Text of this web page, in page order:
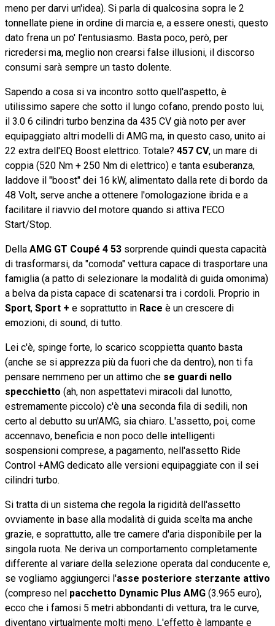
meno per darvi un'idea). Si parla di qualcosina sopra le 2
tonnellate piene in ordine di marcia e, a essere onesti, questo
dato frena un po' l'entusiasmo. Basta poco, però, per
ricredersi ma, meglio non crearsi false illusioni, il discorso
consumi sarà sempre un tasto dolente.
Sapendo a cosa si va incontro sotto quell'aspetto, è
utilissimo sapere che sotto il lungo cofano, prendo posto lui,
il 3.0 6 cilindri turbo benzina da 435 CV già noto per aver
equipaggiato altri modelli di AMG ma, in questo caso, unito ai
22 extra dell'EQ Boost elettrico. Totale? 457 CV, un mare di
coppia (520 Nm + 250 Nm di elettrico) e tanta esuberanza,
laddove il "boost" dei 16 kW, alimentato dalla rete di bordo da
48 Volt, serve anche a ottenere l'omologazione ibrida e a
facilitare il riavvio del motore quando si attiva l'ECO
Start/Stop.
Della AMG GT Coupé 4 53 sorprende quindi questa capacità
di trasformarsi, da "comoda" vettura capace di trasportare una
famiglia (a patto di selezionare la modalità di guida omonima)
a belva da pista capace di scatenarsi tra i cordoli. Proprio in
Sport, Sport + e soprattutto in Race è un crescere di
emozioni, di sound, di tutto.
Lei c'è, spinge forte, lo scarico scoppietta quanto basta
(anche se si apprezza più da fuori che da dentro), non ti fa
pensare nemmeno per un attimo che se guardi nello
specchietto (ah, non aspettatevi miracoli dal lunotto,
estremamente piccolo) c'è una seconda fila di sedili, non
certo al debutto su un'AMG, sia chiaro. L'assetto, poi, come
accennavo, beneficia e non poco delle intelligenti
sospensioni comprese, a pagamento, nell'assetto Ride
Control +AMG dedicato alle versioni equipaggiate con il sei
cilindri turbo.
Si tratta di un sistema che regola la rigidità dell'assetto
ovviamente in base alla modalità di guida scelta ma anche
grazie, e soprattutto, alle tre camere d'aria disponibile per la
singola ruota. Ne deriva un comportamento completamente
differente al variare della selezione operata dal conducente e,
se vogliamo aggiungerci l'asse posteriore sterzante attivo
(compreso nel pacchetto Dynamic Plus AMG (3.965 euro),
ecco che i famosi 5 metri abbondanti di vettura, tra le curve,
diventano virtualmente molti meno. L'effetto è lampante e